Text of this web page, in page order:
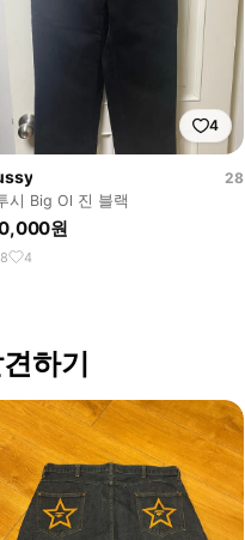
4
28
시 Big Ol 진 블랙
원
4
하기